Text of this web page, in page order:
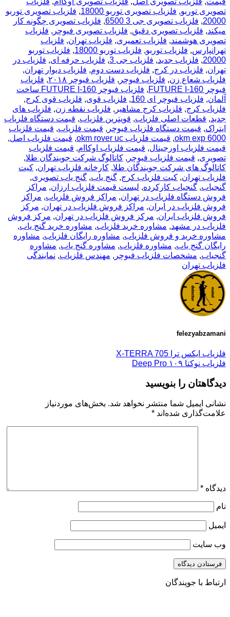
تصویری توربو, فلزیاب تصویری توربو 18000 , فلزیاب تصویری توربو
20000
, فلزیاب تصویری جی 3 6500 , فلزیاب تصویری چگونه کار
میکند, فلزیاب تصویری دقیق, فلزیاب تصویری فیوچر , فلزیاب
تصویری هوشمند, فلزیاب تعمیری, فلزیاب تهران, فلزیاب
تهرانپارس, فلزیاب توربو, فلزیاب توربو 18000 , فلزیاب توربو
20000
, فلزیاب جدید, فلزیاب جی 3 , فلزیاب حرفه ای, فلزیاب در
تهران, فلزیاب در کرج, فلزیاب دست دوم, فلزیاب دیوار تهران,
فلزیاب شعاع زن, فلزیاب فیوچر , فلزیاب فیوچر ۲۰۱۸ , فلزیاب
فیوچر FUTURE I-160
,
فلزیاب فیوچر FUTURE I-160 ساخت
آلمان, فلزیاب فیوچر ای 160 , فلزیاب قوی, فلزیاب قوی کرج,
فلزیاب کرج, فلزیاب کرج مشاهیر , فلزیاب نقطه زن, فلزیاب های
جدید, قطعات اصلی فلزیاب, قویترین فلزیاب, قیمت دستگاه فلزیاب
ایتراک, قیمت دستگاه فلزیاب فیوچر , قیمت فلزیاب, قیمت فلزیاب
okm exp 6000
, قیمت فلزیاب okm rover uc , قیمت فلزیاب اصل,
قیمت فلزیاب اورجینال, قیمت فلزیاب اوکاام, قیمت فلزیاب
تصویری, قیمت فلزیاب فیوچر , کاتالوگ شرکت جویندگان طلا,
کاتالوگ های شرکت جویندگان طلا, کارخانه فلزیاب تهران, کیت
فلزیاب تهران, کیت فلزیاب کرج, گنج یاب, گنج یاب تصویری,
گنجیاب, گنجیاب کارکرده, لیست قیمت فلزیاب ارزان, مراکز
فروش دستگاه فلزیاب در تهران, مراکز فروش فلزیاب, مراکز
فروش فلزیاب در ایران, مراکز فروش فلزیاب در تهران, مرکز
فروش فلزیاب ایران, مرکز فروش فلزیاب در تهران, مرکز فروش
فلزیاب در مشهد, مشاوره خرید فلزیاب, مشاوره خرید گنج یاب,
مشاوره خرید و فروش فلزیاب, مشاوره رایگان فلزیاب, مشاوره
رایگان گنج یاب, مشاوره فلزیاب, مشاوره گنج یاب, مشاوره
گنجیاب, مشخصات فلزیاب فیوچر , مهندس فلزیاب, نمایندگی
فلزیاب تهران
felezyabzamani
فلزیاب ایکس ترا X-TERRA 705
فلزیاب نوکتا ۱۰۹ Deep Pro
دیدگاهتان را بنویسید
نشانی ایمیل شما منتشر نخواهد شد. بخش‌های موردنیاز
علامت‌گذاری شده‌اند *
دیدگاه *
نام
ایمیل
وب‌ سایت
ارتباط با جویندگان